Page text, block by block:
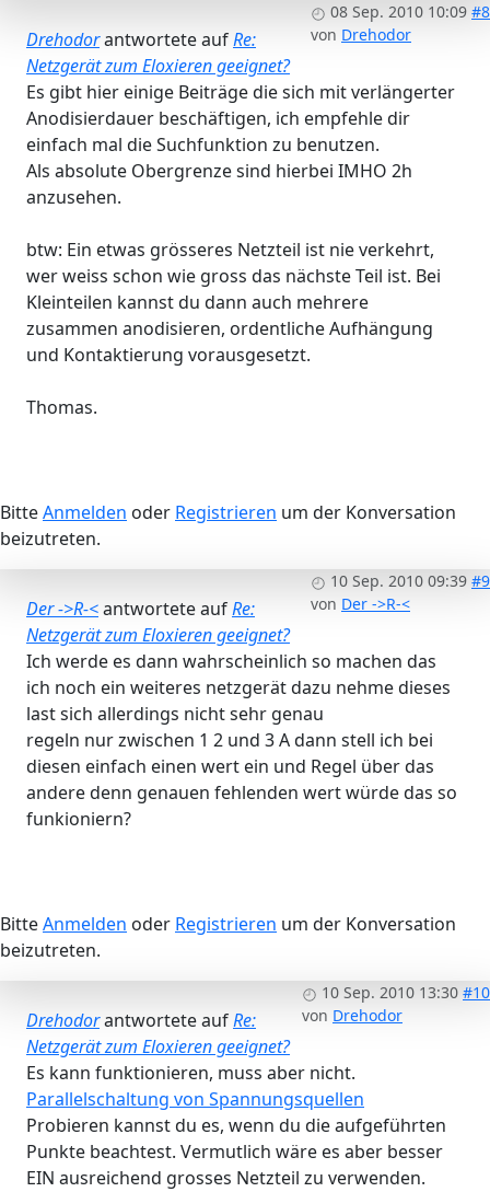
08 Sep. 2010 10:09 #8
von Drehodor
Drehodorantwortete aufRe:
Netzgerät zum Eloxieren geeignet?
Es gibt hier einige Beiträge die sich mit verlängerter
Anodisierdauer beschäftigen, ich empfehle dir
einfach mal die Suchfunktion zu benutzen.
Als absolute Obergrenze sind hierbei IMHO 2h
anzusehen.
btw: Ein etwas grösseres Netzteil ist nie verkehrt,
wer weiss schon wie gross das nächste Teil ist. Bei
Kleinteilen kannst du dann auch mehrere
zusammen anodisieren, ordentliche Aufhängung
und Kontaktierung vorausgesetzt.
Thomas.
BitteAnmelden oder Registrieren um der Konversation
beizutreten.
10 Sep. 2010 09:39 #9
von Der ->R-<
Der ->R-<antwortete aufRe:
Netzgerät zum Eloxieren geeignet?
Ich werde es dann wahrscheinlich so machen das
ich noch ein weiteres netzgerät dazu nehme dieses
last sich allerdings nicht sehr genau
regeln nur zwischen 1 2 und 3 A dann stell ich bei
diesen einfach einen wert ein und Regel über das
andere denn genauen fehlenden wert würde das so
funkioniern?
BitteAnmelden oder Registrieren um der Konversation
beizutreten.
10 Sep. 2010 13:30 #10
von Drehodor
Drehodorantwortete aufRe:
Netzgerät zum Eloxieren geeignet?
Es kann funktionieren, muss aber nicht.
Parallelschaltung von Spannungsquellen
Probieren kannst du es, wenn du die aufgeführten
Punkte beachtest. Vermutlich wäre es aber besser
EIN ausreichend grosses Netzteil zu verwenden.